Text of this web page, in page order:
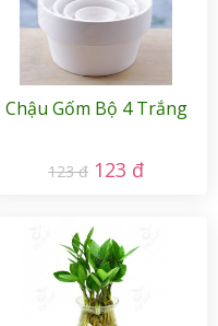
Chậu Gốm Bộ 4 Trắng
123 đ 123 đ